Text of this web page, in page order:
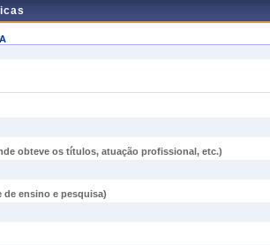
obteve os títulos, atuação profissional, etc.)
de ensino e pesquisa)